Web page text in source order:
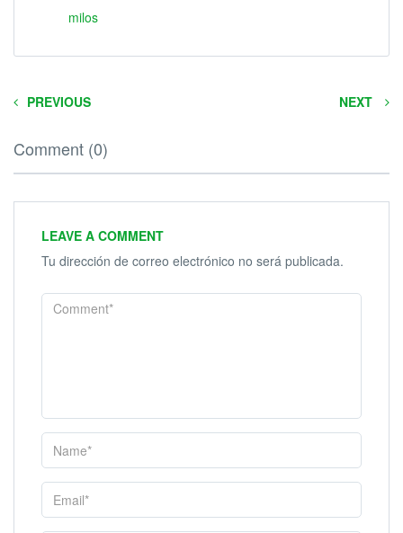
milos
PREVIOUS NEXT
Comment (0)
LEAVE A COMMENT
Tu dirección de correo electrónico no será publicada.